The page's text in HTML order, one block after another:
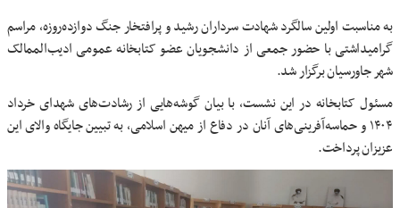
به مناسبت اولین سالگرد شهادت سرداران رشید و پرافتخار جنگ دوازده‌روزه، مراسم
گرامیداشتی با حضور جمعی از دانشجویان عضو کتابخانه عمومی ادیب‌الممالک
شهر جاورسیان برگزار شد.
مسئول کتابخانه در این نشست، با بیان گوشه‌هایی از رشادت‌های شهدای خرداد
۱۴۰۴ و حماسه‌آفرینی‌های آنان در دفاع از میهن اسلامی، به تبیین جایگاه والای این
عزیزان پرداخت.